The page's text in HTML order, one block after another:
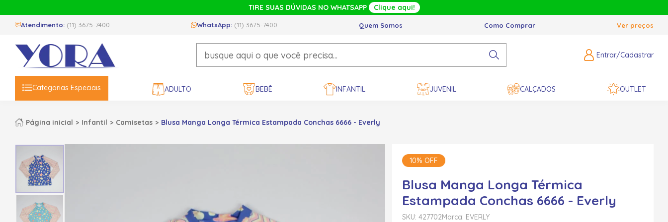
TIRE SUAS DÚVIDAS NO WHATSAPP Clique aqui!
Atendimento: (11) 3675-7400 WhatsApp: (11) 3675-7400 Quem Somos Como Comprar Ver preços
Entrar/Cadastrar
Categorias Especiais ADULTO BEBÊ INFANTIL JUVENIL CALÇADOS OUTLET
Página inicial Infantil Camisetas Blusa Manga Longa Térmica Estampada Conchas 6666 - Everly
10% OFF
Blusa Manga Longa Térmica
Estampada Conchas 6666 - Everly
SKU: 427702Marca: EVERLY